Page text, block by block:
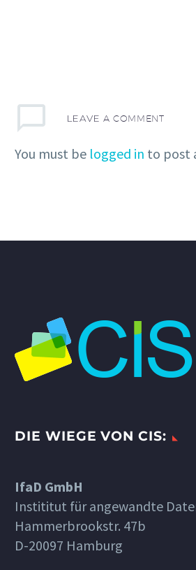
LEAVE A COMMENT
You must be logged in to post
DIE WIEGE VON CIS:
IfaD GmbH
Instititut für angewandte
Hammerbrookstr. 47b
D-20097 Hamburg